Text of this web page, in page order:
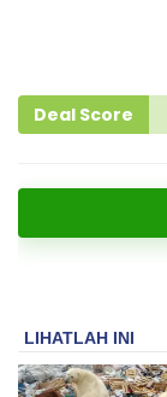
Deal Score